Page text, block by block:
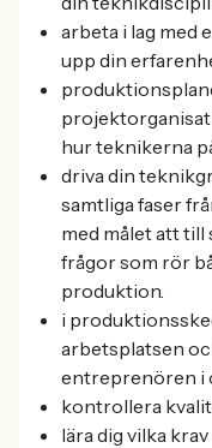
arbeta i lag med
upp din
hur teknikerna
driva din
samtliga faser
med målet att till
frågor som rör
produktion.
i
arbetsplatsen
entreprenören i
kontrollera
lära dig vilka